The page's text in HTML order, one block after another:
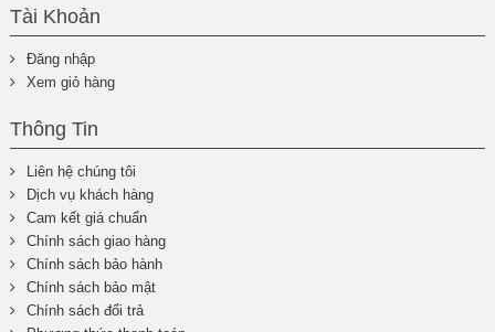
Tài Khoản
Đăng nhập
Xem giỏ hàng
Thông Tin
Liên hệ chúng tôi
Dịch vụ khách hàng
Cam kết giá chuẩn
Chính sách giao hàng
Chính sách bảo hành
Chính sách bảo mật
Chính sách đổi trả